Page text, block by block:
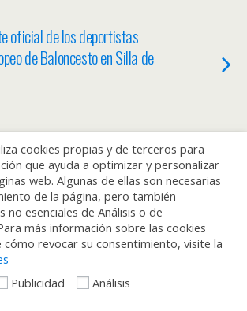
oficial de los deportistas
de Baloncesto en Silla de
Volver arriba
Escritorio
cookies propias y de terceros para
que ayuda a optimizar y personalizar
web. Algunas de ellas son necesarias
de la página, pero también
no esenciales de Análisis o de
más información sobre las cookies
cómo revocar su consentimiento, visite la
Publicidad
Análisis